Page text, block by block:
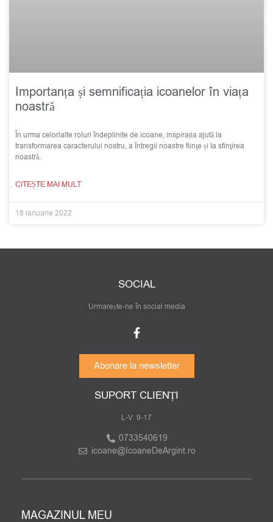
Importanța și semnificația icoanelor în viața
noastră
În urma celorlalte roluri îndeplinite de icoane, inspirația ajută la
transformarea caracterului nostru, a întregii noastre fiinţe și Ia sfinţirea
noastră.
CITEȘTE MAI MULT
18 ianuarie 2022
SOCIAL
Urmarește-ne în social media
Abonare la newsletter
SUPORT CLIENȚI
L-V: 9-17
0733540619
icoane@IcoaneDeArgint.ro
MAGAZINUL MEU